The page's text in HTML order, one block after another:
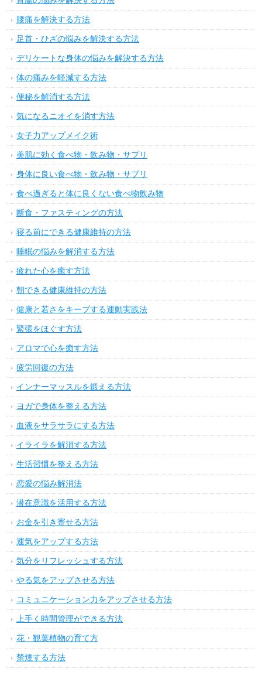
腰痛を解決する方法
足首・ひざの悩みを解決する方法
デリケートな身体の悩みを解決する方法
体の痛みを軽減する方法
便秘を解消する方法
気になるニオイを消す方法
女子力アップメイク術
美肌に効く食べ物・飲み物・サプリ
身体に良い食べ物・飲み物・サプリ
食べ過ぎると体に良くない食べ物飲み物
断食・ファスティングの方法
寝る前にできる健康維持の方法
睡眠の悩みを解消する方法
疲れた心を癒す方法
朝できる健康維持の方法
健康と若さをキープする運動実践法
緊張をほぐす方法
アロマで心を癒す方法
疲労回復の方法
インナーマッスルを鍛える方法
ヨガで身体を整える方法
血液をサラサラにする方法
イライラを解消する方法
生活習慣を整える方法
恋愛の悩み解消法
潜在意識を活用する方法
お金を引き寄せる方法
運気をアップする方法
気分をリフレッシュする方法
やる気をアップさせる方法
コミュニケーション力をアップさせる方法
上手く時間管理ができる方法
花・観葉植物の育て方
禁煙する方法